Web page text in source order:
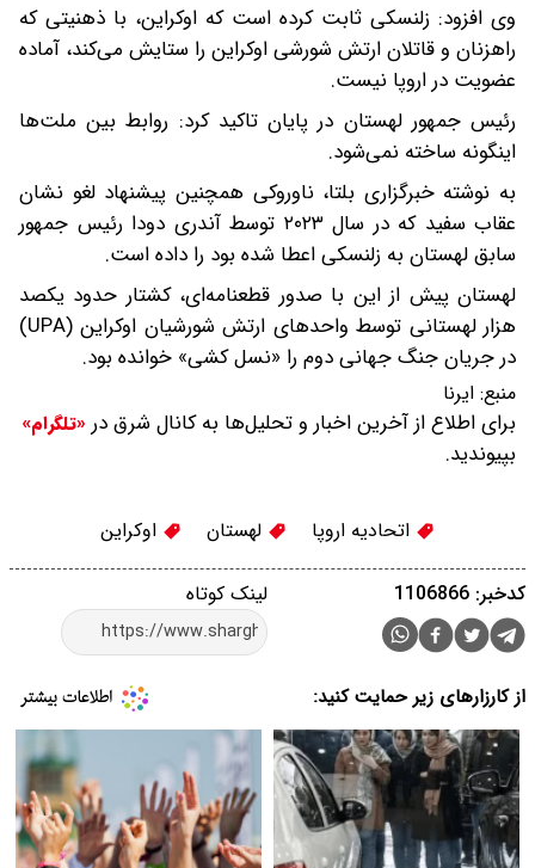
وی افزود: زلنسکی ثابت کرده است که اوکراین، با ذهنیتی که
راهزنان و قاتلان ارتش شورشی اوکراین را ستایش می‌کند، آماده
عضویت در اروپا نیست.
رئیس جمهور لهستان در پایان تاکید کرد: روابط بین ملت‌ها
اینگونه ساخته نمی‌شود.
به نوشته خبرگزاری بلتا، ناوروکی همچنین پیشنهاد لغو نشان
عقاب سفید که در سال ۲۰۲۳ توسط آندری دودا رئیس جمهور
سابق لهستان به زلنسکی اعطا شده بود را داده است.
لهستان پیش از این با صدور قطعنامه‌ای، کشتار حدود یکصد
هزار لهستانی توسط واحدهای ارتش شورشیان اوکراین (UPA)
در جریان جنگ جهانی دوم را «نسل کشی» خوانده بود.
منبع: ایرنا
برای اطلاع از آخرین اخبار و تحلیل‌ها به کانال شرق در «تلگرام»
بپیوندید.
اتحادیه اروپا لهستان اوکراین
لینک کوتاه کدخبر: 1106866
از کارزارهای زیر حمایت کنید: